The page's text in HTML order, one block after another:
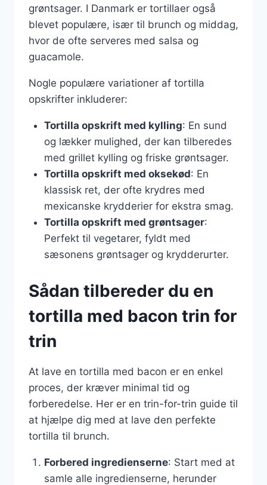
grøntsager. I Danmark er tortillaer også
blevet populære, især til brunch og middag,
hvor de ofte serveres med salsa og
guacamole.
Nogle populære variationer af tortilla
opskrifter inkluderer:
Tortilla opskrift med kylling: En sund
og lækker mulighed, der kan tilberedes
med grillet kylling og friske grøntsager.
Tortilla opskrift med oksekød: En
klassisk ret, der ofte krydres med
mexicanske krydderier for ekstra smag.
Tortilla opskrift med grøntsager:
Perfekt til vegetarer, fyldt med
sæsonens grøntsager og krydderurter.
Sådan tilbereder du en
tortilla med bacon trin for
trin
At lave en tortilla med bacon er en enkel
proces, der kræver minimal tid og
forberedelse. Her er en trin-for-trin guide til
at hjælpe dig med at lave den perfekte
tortilla til brunch.
Forbered ingredienserne: Start med at
samle alle ingredienserne, herunder